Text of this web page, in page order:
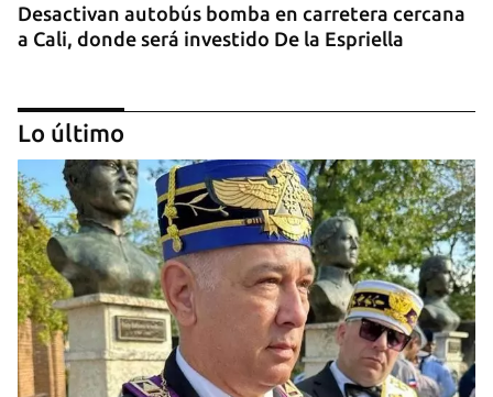
Desactivan autobús bomba en carretera cercana
a Cali, donde será investido De la Espriella
MIAMI
La hija de un diplomático castrista expulsado de
Lo último